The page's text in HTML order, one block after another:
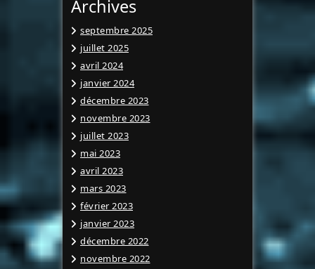
Archives
septembre 2025
juillet 2025
avril 2024
janvier 2024
décembre 2023
novembre 2023
juillet 2023
mai 2023
avril 2023
mars 2023
février 2023
janvier 2023
décembre 2022
novembre 2022